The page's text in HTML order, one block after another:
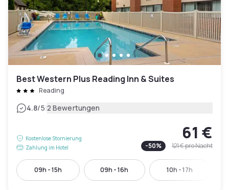
Best Western Plus Reading Inn & Suites
Reading
4.8/5|2 Bewertungen
Kostenlose Stornierung
Zahlung im Hotel
61 €
-50% 121 €pro Nacht
09h - 15h 09h - 16h 10h - 17h